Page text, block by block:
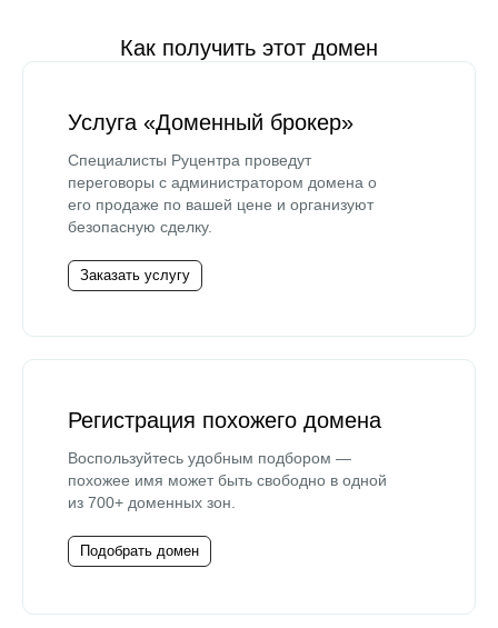
Как получить этот домен
Услуга «Доменный брокер»
Специалисты Руцентра проведут
переговоры с администратором домена о
его продаже по вашей цене и организуют
безопасную сделку.
Заказать услугу
Регистрация похожего домена
Воспользуйтесь удобным подбором —
похожее имя может быть свободно в одной
из 700+ доменных зон.
Подобрать домен